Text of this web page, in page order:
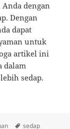
dengan
Dengan
dapat
untuk
artikel ini
dalam
sedap.
Tags
sedap